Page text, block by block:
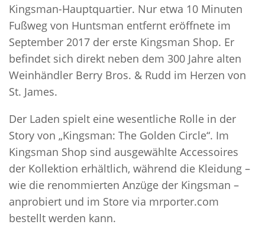
Kingsman-Hauptquartier. Nur etwa 10 Minuten
Fußweg von Huntsman entfernt eröffnete im
September 2017 der erste Kingsman Shop. Er
befindet sich direkt neben dem 300 Jahre alten
Weinhändler Berry Bros. & Rudd im Herzen von
St. James.
Der Laden spielt eine wesentliche Rolle in der
Story von „Kingsman: The Golden Circle“. Im
Kingsman Shop sind ausgewählte Accessoires
der Kollektion erhältlich, während die Kleidung –
wie die renommierten Anzüge der Kingsman –
anprobiert und im Store via mrporter.com
bestellt werden kann.